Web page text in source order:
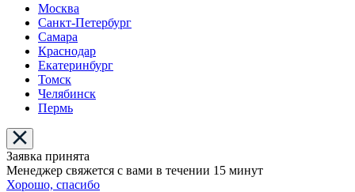
Москва
Санкт-Петербург
Самара
Краснодар
Екатеринбург
Томск
Челябинск
Пермь
Заявка принята
Менеджер свяжется с вами в течении 15 минут
Хорошо, спасибо